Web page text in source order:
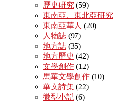
歷史研究 (59)
東南亞、東北亞研究
東南亞華人 (20)
人物誌 (97)
地方誌 (35)
地方歷史 (42)
文學創作 (12)
馬華文學創作 (10)
華文詩集 (22)
微型小説 (6)